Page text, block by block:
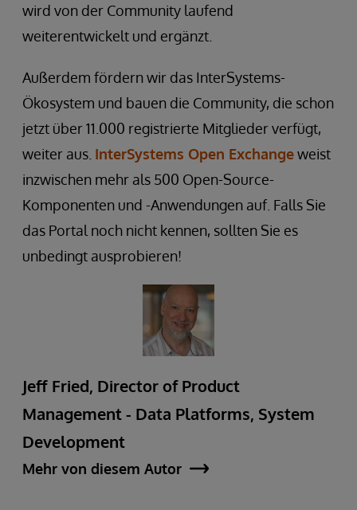
wird von der Community laufend
weiterentwickelt und ergänzt.
Außerdem fördern wir das InterSystems-
Ökosystem und bauen die Community, die schon
jetzt über 11.000 registrierte Mitglieder verfügt,
weiter aus. InterSystems Open Exchangeweist
inzwischen mehr als 500 Open-Source-
Komponenten und -Anwendungen auf. Falls Sie
das Portal noch nicht kennen, sollten Sie es
unbedingt ausprobieren!
Jeff Fried, Director of Product
Management - Data Platforms, System
Development
Mehr von diesem Autor